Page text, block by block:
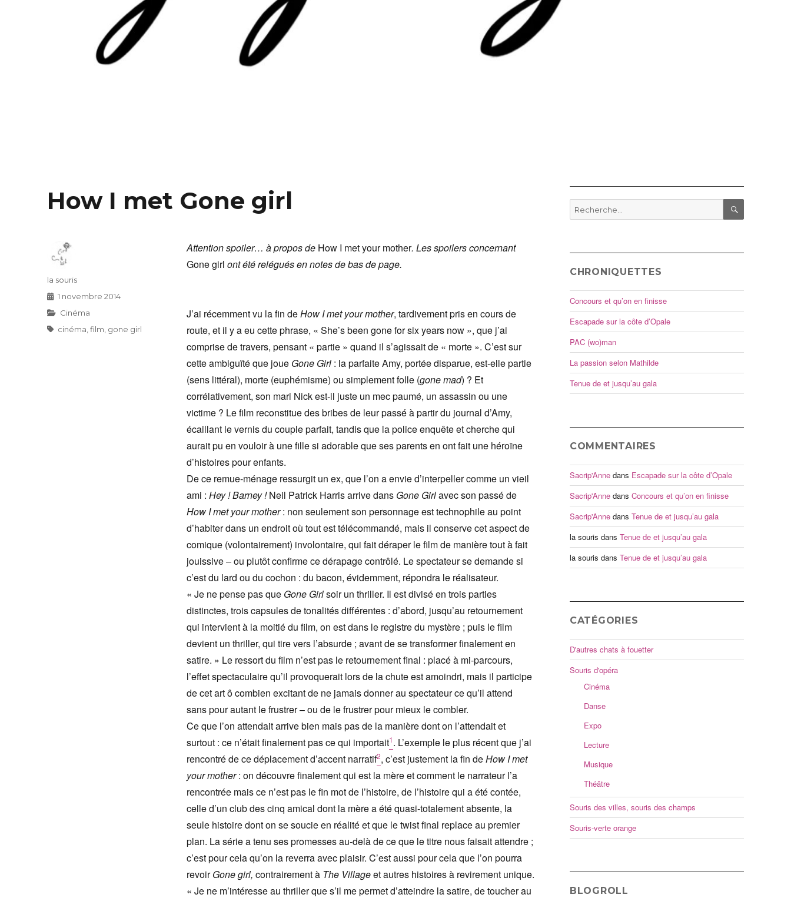
How I met Gone girl
Attention spoiler… à propos de How I met your mother. Les spoilers concernant
Gone girl ont été relégués en notes de bas de page.
J’ai récemment vu la fin deHow I met your mother, tardivement pris en cours de
route, et il y a eu cette phrase, « She’s been gone for six years now », que j’ai
comprise de travers, pensant « partie » quand il s’agissait de « morte ». C’est sur
cette ambiguïté que joue Gone Girl: la parfaite Amy, portée disparue, est-elle partie
(sens littéral), morte (euphémisme) ou simplement folle (gone mad) ? Et
corrélativement, son mari Nick est-il juste un mec paumé, un assassin ou une
victime ? Le film reconstitue des bribes de leur passé à partir du journal d’Amy,
écaillant le vernis du couple parfait, tandis que la police enquête et cherche qui
aurait pu en vouloir à une fille si adorable que ses parents en ont fait une héroïne
d’histoires pour enfants.
De ce remue-ménage ressurgit un ex, que l’on a envie d’interpeller comme un vieil
ami : Hey ! Barney !Neil Patrick Harris arrive dans Gone Girlavec son passé de
How I met your mother: non seulement son personnage est technophile au point
d’habiter dans un endroit où tout est télécommandé, mais il conserve cet aspect de
comique (volontairement) involontaire, qui fait déraper le film de manière tout à fait
jouissive – ou plutôt confirme ce dérapage contrôlé. Le spectateur se demande si
c’est du lard ou du cochon : du bacon, évidemment, répondra le réalisateur.
« Je ne pense pas que Gone Girlsoir un thriller. Il est divisé en trois parties
distinctes, trois capsules de tonalités différentes : d’abord, jusqu’au retournement
qui intervient à la moitié du film, on est dans le registre du mystère ; puis le film
devient un thriller, qui tire vers l’absurde ; avant de se transformer finalement en
satire. » Le ressort du film n’est pas le retournement final : placé à mi-parcours,
l’effet spectaculaire qu’il provoquerait lors de la chute est amoindri, mais il participe
de cet art ô combien excitant de ne jamais donner au spectateur ce qu’il attend
sans pour autant le frustrer – ou de le frustrer pour mieux le combler.
Ce que l’on attendait arrive bien mais pas de la manière dont on l’attendait et
surtout : ce n’était finalement pas ce qui importait1. L’exemple le plus récent que j’ai
rencontré de ce déplacement d’accent narratif2, c’est justement la fin deHow I met
your mother: on découvre finalement qui est la mère et comment le narrateur l’a
rencontrée mais ce n’est pas le fin mot de l’histoire, de l’histoire qui a été contée,
celle d’un club des cinq amical dont la mère a été quasi-totalement absente, la
seule histoire dont on se soucie en réalité et que le twist final replace au premier
plan. La série a tenu ses promesses au-delà de ce que le titre nous faisait attendre ;
c’est pour cela qu’on la reverra avec plaisir. C’est aussi pour cela que l’on pourra
revoirGone girl, contrairement à The Villageet autres histoires à revirement unique.
« Je ne m’intéresse au thriller que s’il me permet d’atteindre la satire, de toucher au
Auteur
la souris
Publié
1 novembre 2014
Catégories
Cinéma
Étiquettes
cinéma film gone girl
Recherche
pour
RECHERCHE
CHRONIQUETTES
Concours et qu’on en finisse
Escapade sur la côte d’Opale
PAC (wo)man
La passion selon Mathilde
Tenue de et jusqu’au gala
COMMENTAIRES
Sacrip'Annedans Escapade sur la côte d’Opale
Sacrip'Annedans Concours et qu’on en finisse
Sacrip'Annedans Tenue de et jusqu’au gala
la souris dans Tenue de et jusqu’au gala
la souris dans Tenue de et jusqu’au gala
CATÉGORIES
D'autres chats à fouetter
Souris d'opéra
Cinéma
Danse
Expo
Lecture
Musique
Théâtre
Souris des villes, souris des champs
Souris-verte orange
BLOGROLL